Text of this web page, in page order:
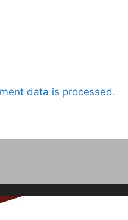
data is processed.